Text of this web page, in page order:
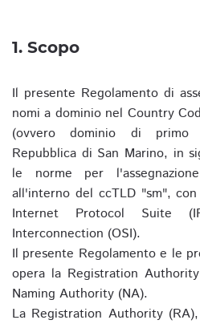
1. Scopo
Il presente Regolamento di
nomi a dominio nel Country
(ovvero dominio di primo
Repubblica di San Marino, in
le norme per
all'interno del ccTLD "sm",
Internet Protocol Suite
Interconnection (OSI).
Il presente Regolamento e le
opera la Registration
Naming Authority (NA).
La Registration Authority